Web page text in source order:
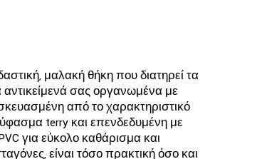
μαλακή θήκη που διατηρεί τα
αντικείμενά σας οργανωμένα με
από το χαρακτηριστικό
terry και επενδεδυμένη με
για εύκολο καθάρισμα και
είναι τόσο πρακτική όσο και